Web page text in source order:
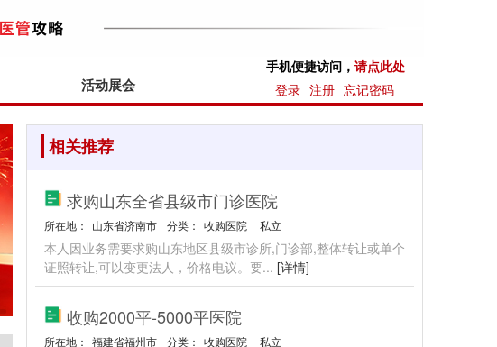
活动展会
手机便捷访问， 请点此处
登录 注册 忘记密码
相关推荐
求购山东全省县级市门诊医院
所在地： 山东省济南市 分类： 收购医院 私立
本人因业务需要求购山东地区县级市诊所,门诊部,整体转让或单个
证照转让,可以变更法人，价格电议。要... [详情]
收购2000平-5000平医院
所在地： 福建省福州市 分类： 收购医院 私立